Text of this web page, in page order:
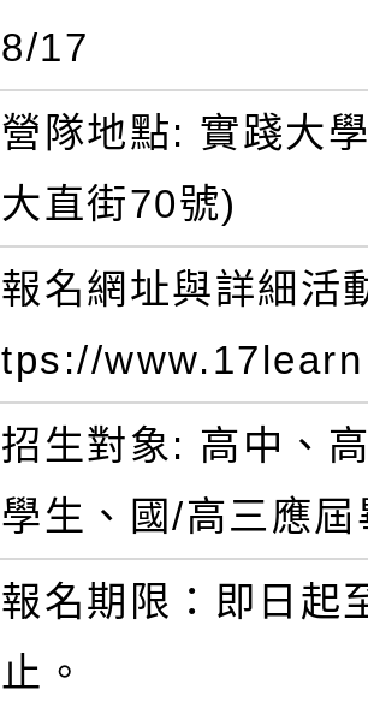
8/17
營隊地點: 實踐大
大直街70號)
報名網址與詳細活
tps://
招生對象: 高中、
學生、國/高三應屆
報名期限：即日起
止。